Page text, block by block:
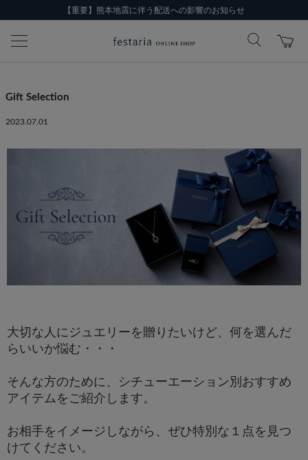
【重要】熊本地震に伴う配送への影響のお知らせ
Gift Selection
2023.07.01
大切な人にジュエリーを贈りたいけど、何を選んだ
らいいか悩む・・・
そんな方のために、シチューエーション別おすすめ
アイテムをご紹介します。
お相手をイメージしながら、ぜひ特別な１点を見つ
けてください。